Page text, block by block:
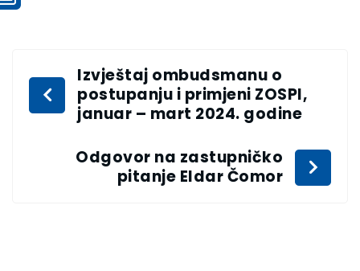
Izvještaj ombudsmanu o
postupanju i primjeni ZOSPI,
januar – mart 2024. godine
Odgovor na zastupničko
pitanje Eldar Čomor